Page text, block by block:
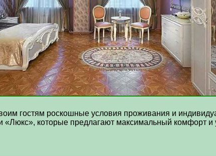
гостям роскошные условия проживания и
«Люкс», которые предлагают максимальный комфорт и